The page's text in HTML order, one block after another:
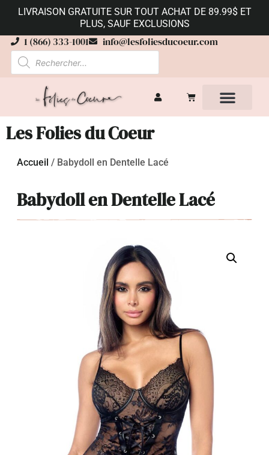
LIVRAISON GRATUITE SUR TOUT ACHAT DE 89.99$ ET
PLUS, SAUF EXCLUSIONS
1 (866) 333-1001 info@lesfoliesducoeur.com
Les Folies du Coeur
Accueil / Babydoll en Dentelle Lacé
Babydoll en Dentelle Lacé